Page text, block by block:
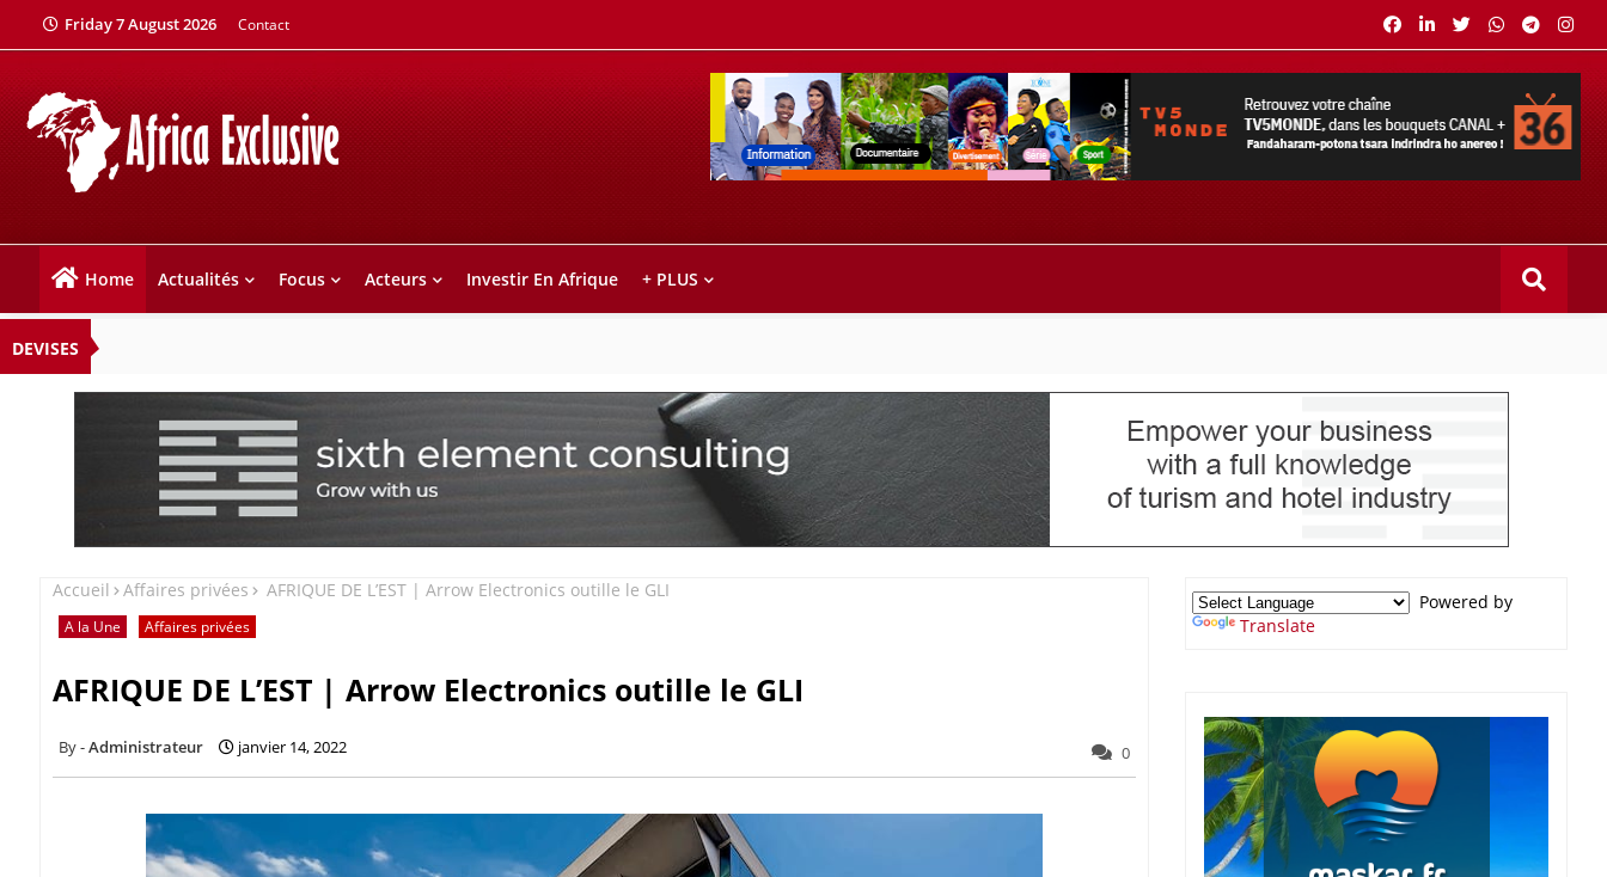
Friday 7 August 2026 Contact
Home Actualités Focus Acteurs Investir En Afrique + PLUS
DEVISES
Accueil Affaires privées AFRIQUE DE L’EST | Arrow Electronics outille le GLI
A la Une Affaires privées
AFRIQUE DE L’EST | Arrow Electronics outille le GLI
Administrateur janvier 14, 2022 0
Powered by
Translate